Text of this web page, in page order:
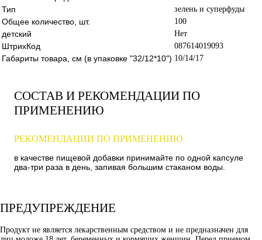
Тип зелень и суперфуды
Общее количество, шт. 100
детский Нет
ШтрихКод 087614019093
Габариты товара, см (в упаковке "32/12*10") 10/14/17
СОСТАВ И РЕКОМЕНДАЦИИ ПО
ПРИМЕНЕНИЮ
РЕКОМЕНДАЦИИ ПО ПРИМЕНЕНИЮ
в качестве пищевой добавки принимайте по одной капсуле
два-три раза в день, запивая большим стаканом воды.
ПРЕДУПРЕЖДЕНИЕ
Продукт не является лекарственным средством и не предназначен для